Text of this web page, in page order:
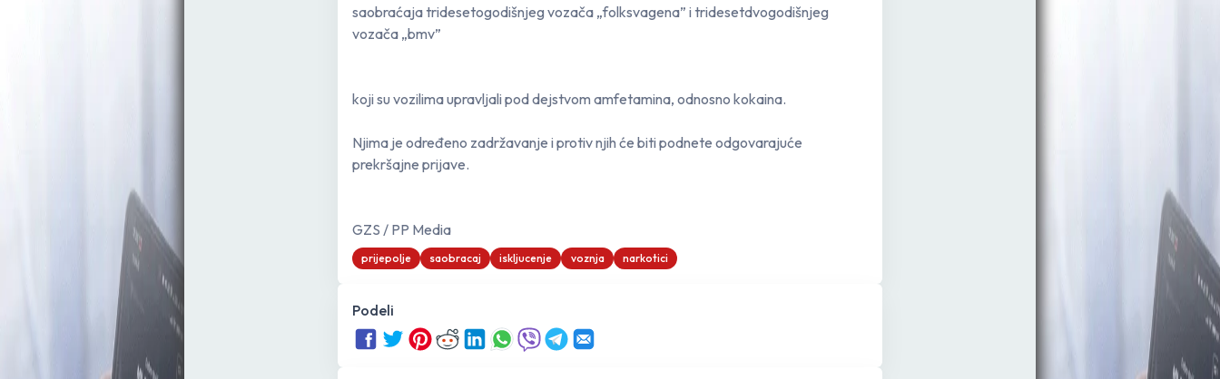
saobraćaja tridesetogodišnjeg vozača „folksvagena” i tridesetdvogodišnjeg
vozača „bmv”
koji su vozilima upravljali pod dejstvom amfetamina, odnosno kokaina.
Njima je određeno zadržavanje i protiv njih će biti podnete odgovarajuće
prekršajne prijave.
GZS / PP Media
prijepolje saobracaj iskljucenje voznja narkotici
Podeli